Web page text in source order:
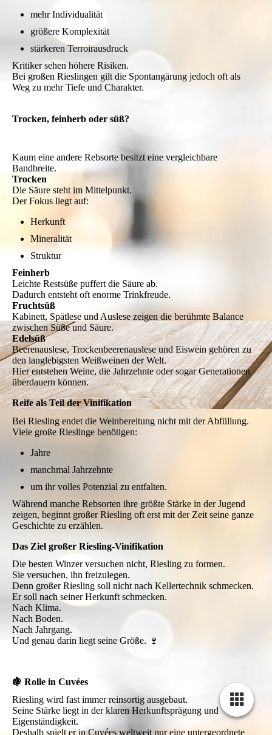
mehr Individualität
größere Komplexität
stärkeren Terroirausdruck
Kritiker sehen höhere Risiken.
Bei großen Rieslingen gilt die Spontangärung jedoch oft als
Weg zu mehr Tiefe und Charakter.
Trocken, feinherb oder süß?
Kaum eine andere Rebsorte besitzt eine vergleichbare
Bandbreite.
Trocken
Die Säure steht im Mittelpunkt.
Der Fokus liegt auf:
Herkunft
Mineralität
Struktur
Feinherb
Leichte Restsüße puffert die Säure ab.
Dadurch entsteht oft enorme Trinkfreude.
Fruchtsüß
Kabinett, Spätlese und Auslese zeigen die berühmte Balance
zwischen Süße und Säure.
Edelsüß
Beerenauslese, Trockenbeerenauslese und Eiswein gehören zu
den langlebigsten Weißweinen der Welt.
Hier entstehen Weine, die Jahrzehnte oder sogar Generationen
überdauern können.
Reife als Teil der Vinifikation
Bei Riesling endet die Weinbereitung nicht mit der Abfüllung.
Viele große Rieslinge benötigen:
Jahre
manchmal Jahrzehnte
um ihr volles Potenzial zu entfalten.
Während manche Rebsorten ihre größte Stärke in der Jugend
zeigen, beginnt großer Riesling oft erst mit der Zeit seine ganze
Geschichte zu erzählen.
Das Ziel großer Riesling-Vinifikation
Die besten Winzer versuchen nicht, Riesling zu formen.
Sie versuchen, ihn freizulegen.
Denn großer Riesling soll nicht nach Kellertechnik schmecken.
Er soll nach seiner Herkunft schmecken.
Nach Klima.
Nach Boden.
Nach Jahrgang.
Und genau darin liegt seine Größe. 🍷
🍇 Rolle in Cuvées
Riesling wird fast immer reinsortig ausgebaut.
Seine Stärke liegt in der klaren Herkunftsprägung und
Eigenständigkeit.
Deshalb spielt er in Cuvées weltweit nur eine untergeordnete